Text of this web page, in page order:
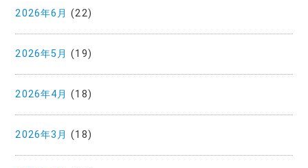
2026年6月 (22)
2026年5月 (19)
2026年4月 (18)
2026年3月 (18)